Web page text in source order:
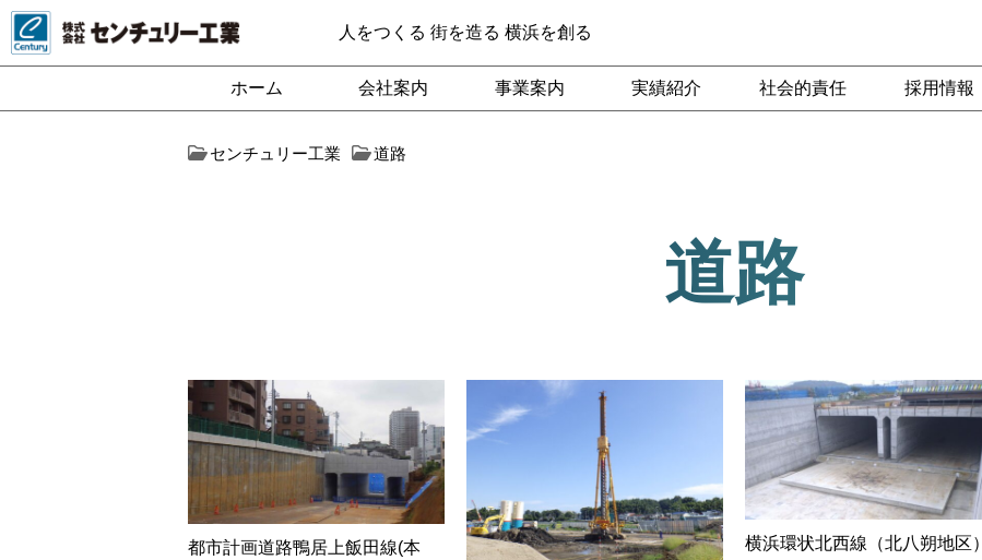
人をつくる 街を造る 横浜を創る
ホーム 会社案内 事業案内 実績紹介 社会的責任 採用情報
センチュリー工業 道路
道路
都市計画道路鴨居上飯田線(本
横浜環状北西線（北八朔地区）